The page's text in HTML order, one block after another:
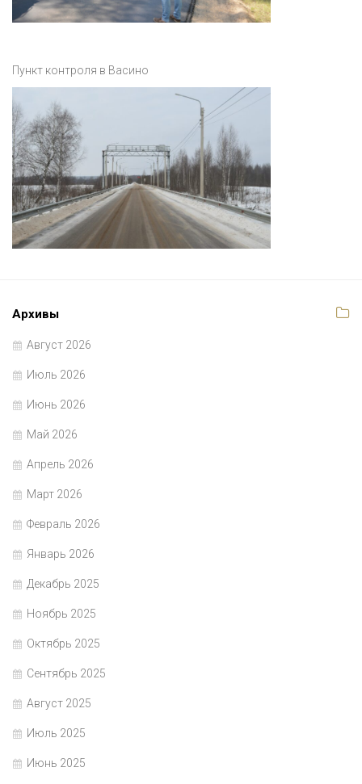
Пункт контроля в Васино
Архивы
Август 2026
Июль 2026
Июнь 2026
Май 2026
Апрель 2026
Март 2026
Февраль 2026
Январь 2026
Декабрь 2025
Ноябрь 2025
Октябрь 2025
Сентябрь 2025
Август 2025
Июль 2025
Июнь 2025